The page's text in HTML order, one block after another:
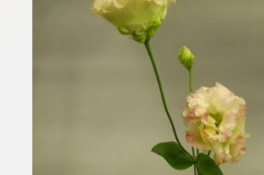
Tokyo
shokubutsu zufu
facebook